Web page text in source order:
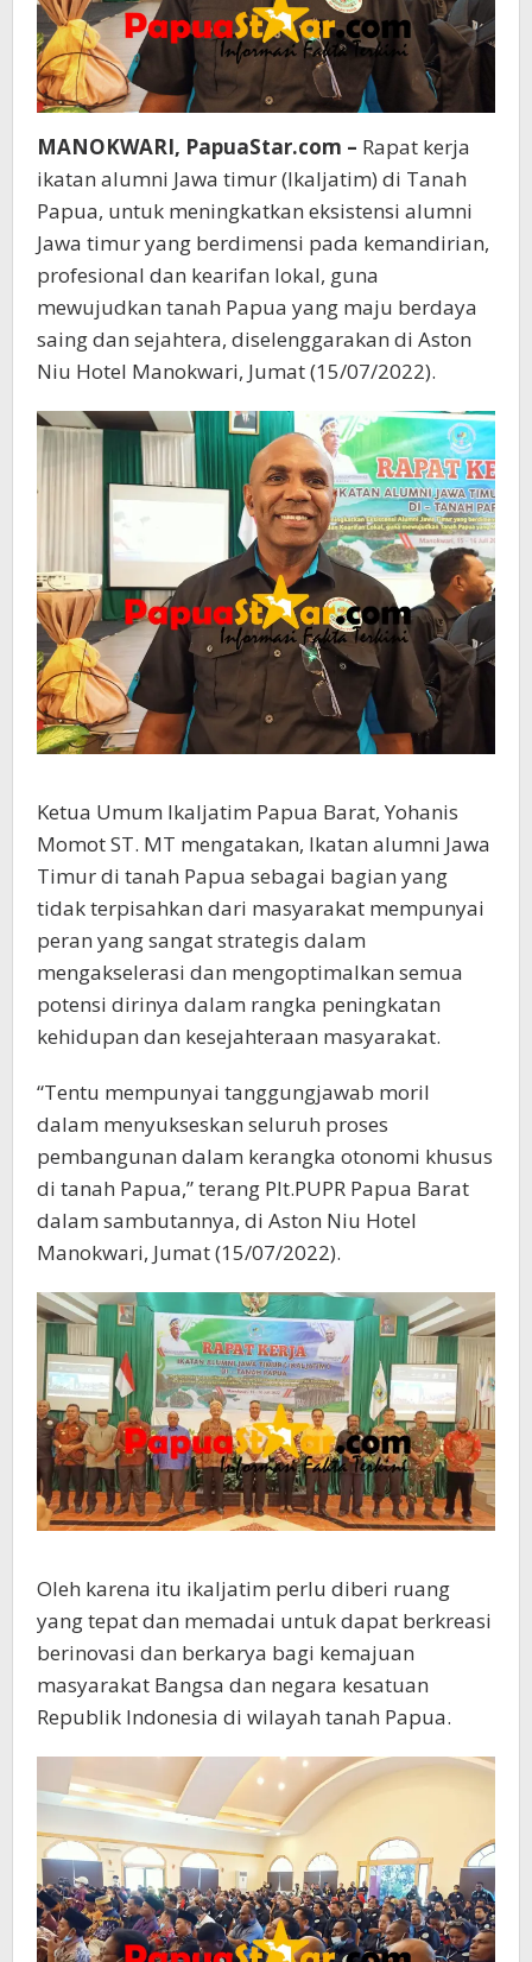
MANOKWARI, PapuaStar.com – Rapat kerja
ikatan alumni Jawa timur (Ikaljatim) di Tanah
Papua, untuk meningkatkan eksistensi alumni
Jawa timur yang berdimensi pada kemandirian,
profesional dan kearifan lokal, guna
mewujudkan tanah Papua yang maju berdaya
saing dan sejahtera, diselenggarakan di Aston
Niu Hotel Manokwari, Jumat (15/07/2022).
Ketua Umum Ikaljatim Papua Barat, Yohanis
Momot ST. MT mengatakan, Ikatan alumni Jawa
Timur di tanah Papua sebagai bagian yang
tidak terpisahkan dari masyarakat mempunyai
peran yang sangat strategis dalam
mengakselerasi dan mengoptimalkan semua
potensi dirinya dalam rangka peningkatan
kehidupan dan kesejahteraan masyarakat.
“Tentu mempunyai tanggungjawab moril
dalam menyukseskan seluruh proses
pembangunan dalam kerangka otonomi khusus
di tanah Papua,” terang Plt.PUPR Papua Barat
dalam sambutannya, di Aston Niu Hotel
Manokwari, Jumat (15/07/2022).
Oleh karena itu ikaljatim perlu diberi ruang
yang tepat dan memadai untuk dapat berkreasi
berinovasi dan berkarya bagi kemajuan
masyarakat Bangsa dan negara kesatuan
Republik Indonesia di wilayah tanah Papua.